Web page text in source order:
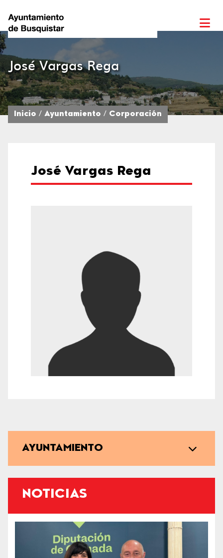
José Vargas Rega
Inicio Ayuntamiento Corporación
AYUNTAMIENTO
NOTICIAS
José Vargas Rega